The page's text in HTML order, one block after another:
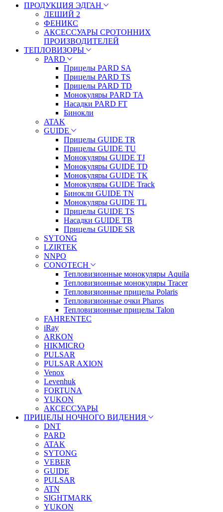
ПРОДУКЦИЯ ЭДГАН
ЛЕШИЙ 2
ФЕНИКС
АКСЕССУАРЫ СРОТОННИХ
ПРОИЗВОДИТЕЛЕЙ
ТЕПЛОВИЗОРЫ
PARD
Прицелы PARD SA
Прицелы PARD TS
Прицелы PARD TD
Монокуляры PARD TA
Насадки PARD FT
Бинокли
ATAK
GUIDE
Прицелы GUIDE TR
Прицелы GUIDE TU
Монокуляры GUIDE TJ
Монокуляры GUIDE TD
Монокуляры GUIDE TK
Монокуляры GUIDE Track
Бинокли GUIDE TN
Монокуляры GUIDE TL
Прицелы GUIDE TS
Насадки GUIDE TB
Прицелы GUIDE SR
SYTONG
LZIRTEK
NNPO
CONOTECH
Тепловизионные монокуляры Aquila
Тепловизионные монокуляры Tracer
Тепловизионные прицелы Polaris
Тепловизионные очки Pharos
Тепловизионные прицелы Talon
FAHRENTEC
iRay
ARKON
HIKMICRO
PULSAR
PULSAR AXION
Venox
Levenhuk
FORTUNA
YUKON
АКСЕССУАРЫ
ПРИЦЕЛЫ НОЧНОГО ВИДЕНИЯ
DNT
PARD
ATAK
SYTONG
VEBER
GUIDE
PULSAR
ATN
SIGHTMARK
YUKON